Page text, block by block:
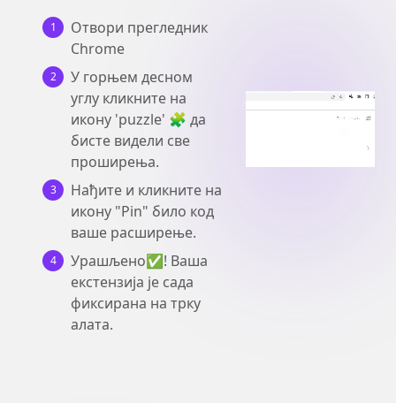
1
Отвори прегледник
Chrome
2
У горњем десном
углу кликните на
икону 'puzzle' 🧩 да
бисте видели све
проширења.
3
Нађите и кликните на
икону "Pin" било код
ваше расширење.
4
Урашљено✅! Ваша
екстензија је сада
фиксирана на трку
алата.